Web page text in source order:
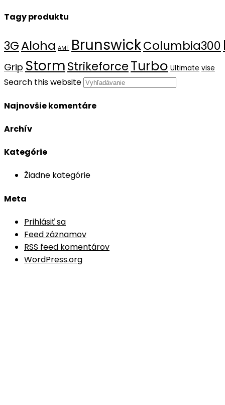
Tagy produktu
3GAloha AMF BrunswickColumbia300
Grip StormStrikeforceTurbo Ultimate vise
Search this website
Najnovšie komentáre
Archív
Kategórie
Žiadne kategórie
Meta
Prihlásiť sa
Feed záznamov
RSS feed komentárov
WordPress.org